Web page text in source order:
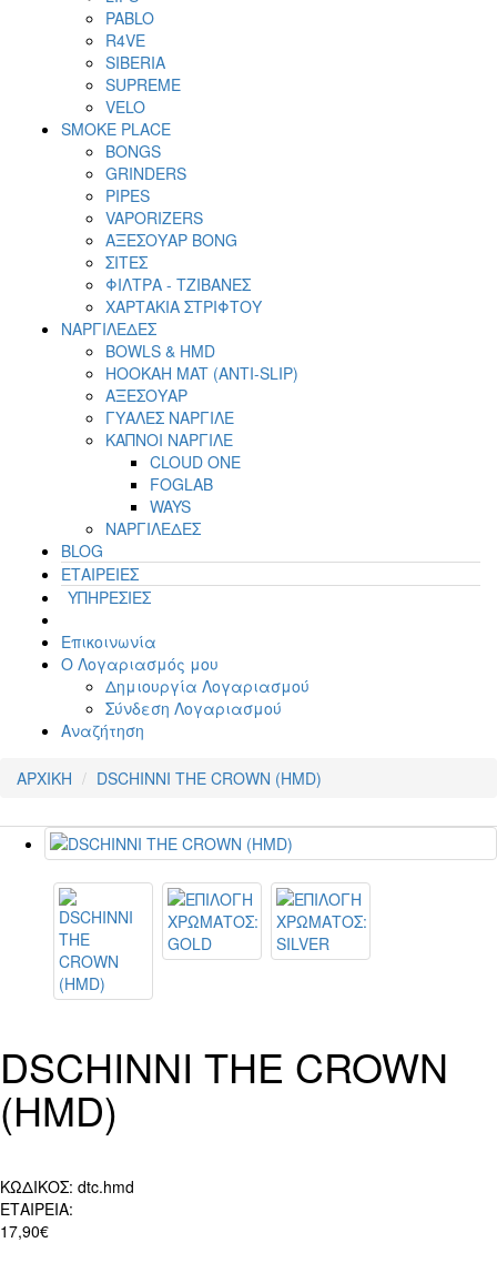
PABLO
R4VE
SIBERIA
SUPREME
VELO
SMOKE PLACE
BONGS
GRINDERS
PIPES
VAPORIZERS
ΑΞΕΣΟΥΑΡ BONG
ΣΙΤΕΣ
ΦΙΛΤΡΑ - ΤΖΙΒΑΝΕΣ
ΧΑΡΤΑΚΙΑ ΣΤΡΙΦΤΟΥ
ΝΑΡΓΙΛΕΔΕΣ
BOWLS & HMD
HOOKAH MAT (ANTI-SLIP)
ΑΞΕΣΟΥΑΡ
ΓΥΑΛΕΣ ΝΑΡΓΙΛΕ
ΚΑΠΝΟΙ ΝΑΡΓΙΛΕ
CLOUD ONE
FOGLAB
WAYS
ΝΑΡΓΙΛΕΔΕΣ
BLOG
ΕΤΑΙΡΕΙΕΣ
ΥΠΗΡΕΣΙΕΣ
Επικοινωνία
Ο Λογαριασμός μου
Δημιουργία Λογαριασμού
Σύνδεση Λογαριασμού
Αναζήτηση
ΑΡΧΙΚΗ DSCHINNI THE CROWN (HMD)
DSCHINNI THE CROWN
(HMD)
ΚΩΔΙΚΟΣ: dtc.hmd
ΕΤΑΙΡΕΙΑ:
17,90€